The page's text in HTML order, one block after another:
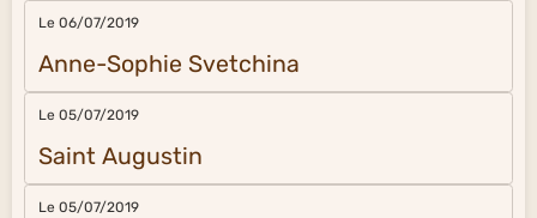
Le 06/07/2019
Anne-Sophie Svetchina
Le 05/07/2019
Saint Augustin
Le 05/07/2019